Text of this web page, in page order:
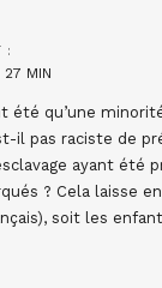
:
27 MIN
été qu’une
il pas raciste de
ayant été
? Cela laisse
soit les